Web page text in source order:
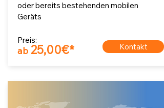
oder bereits bestehenden mobilen
Geräts
Preis:
ab 25,00€* Kontakt